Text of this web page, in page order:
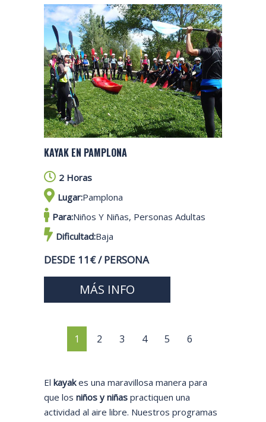
KAYAK EN PAMPLONA
2 Horas
Lugar:Pamplona
Para:Niños Y Niñas, Personas Adultas
Dificultad:Baja
DESDE 11€ / PERSONA
MÁS INFO
1 2 3 4 5 6
El kayakes una maravillosa manera para
que los niños y niñas practiquen una
actividad al aire libre. Nuestros programas